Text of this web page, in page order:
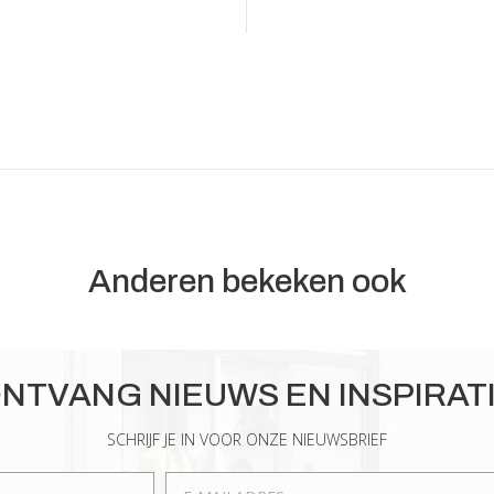
Anderen bekeken ook
NIEUWS EN
SCHRIJF JE IN VOOR ONZE NIEUWSBRIEF